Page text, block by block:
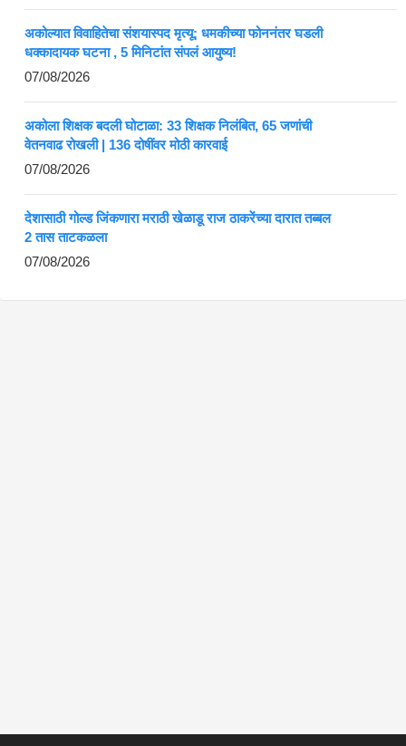
अकोल्यात विवाहितेचा संशयास्पद मृत्यू; धमकीच्या फोननंतर घडली
धक्कादायक घटना , 5 मिनिटांत संपलं आयुष्य!
07/08/2026
अकोला शिक्षक बदली घोटाळा: 33 शिक्षक निलंबित, 65 जणांची
वेतनवाढ रोखली | 136 दोषींवर मोठी कारवाई
07/08/2026
देशासाठी गोल्ड जिंकणारा मराठी खेळाडू राज ठाकरेंच्या दारात तब्बल
2 तास ताटकळला
07/08/2026